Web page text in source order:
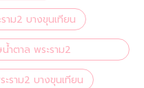
าม2 บางขุนเทียน
ำตาล พระราม2
ราม2 บางขุนเทียน